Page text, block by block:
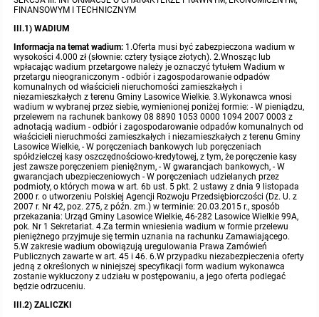
FINANSOWYM I TECHNICZNYM
III.1) WADIUM
Informacja na temat wadium: 1.Oferta musi być zabezpieczona wadium w
wysokości 4.000 zł (słownie: cztery tysiące złotych). 2.Wnosząc lub
wpłacając wadium przetargowe należy je oznaczyć tytułem Wadium w
przetargu nieograniczonym - odbiór i zagospodarowanie odpadów
komunalnych od właścicieli nieruchomości zamieszkałych i
niezamieszkałych z terenu Gminy Lasowice Wielkie. 3.Wykonawca wnosi
wadium w wybranej przez siebie, wymienionej poniżej formie: - W pieniądzu,
przelewem na rachunek bankowy 08 8890 1053 0000 1094 2007 0003 z
adnotacją wadium - odbiór i zagospodarowanie odpadów komunalnych od
właścicieli nieruchmości zamieszkałych i niezamieszkałych z terenu Gminy
Lasowice Wielkie, - W poręczeniach bankowych lub poręczeniach
spółdzielczej kasy oszczędnościowo-kredytowej, z tym, że poręczenie kasy
jest zawsze poręczeniem pieniężnym, - W gwarancjach bankowych, - W
gwarancjach ubezpieczeniowych - W poręczeniach udzielanych przez
podmioty, o których mowa w art. 6b ust. 5 pkt. 2 ustawy z dnia 9 listopada
2000 r. o utworzeniu Polskiej Agencji Rozwoju Przedsiębiorczości (Dz. U. z
2007 r. Nr 42, poz. 275, z późn. zm.) w terminie: 20.03.2015 r., sposób
przekazania: Urząd Gminy Lasowice Wielkie, 46-282 Lasowice Wielkie 99A,
pok. Nr 1 Sekretariat. 4.Za termin wniesienia wadium w formie przelewu
pieniężnego przyjmuje się termin uznania na rachunku Zamawiającego.
5.W zakresie wadium obowiązują uregulowania Prawa Zamówień
Publicznych zawarte w art. 45 i 46. 6.W przypadku niezabezpieczenia oferty
jedną z określonych w niniejszej specyfikacji form wadium wykonawca
zostanie wykluczony z udziału w postępowaniu, a jego oferta podlegać
będzie odrzuceniu.
III.2) ZALICZKI